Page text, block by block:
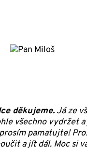
děkujeme. Já ze
všechno vydržet
pamatujte!
a jít dál. Moc si